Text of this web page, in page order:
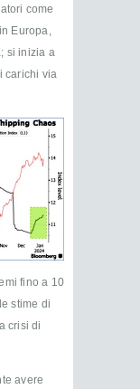
come
Europa,
si inizia a
carichi via
fino a 10
stime di
crisi di
avere